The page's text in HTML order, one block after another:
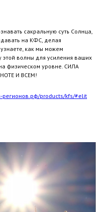
сакральную суть Солнца,
на КФС, делая
как мы можем
волны для усиления ваших
физическом уровне. СИЛА
И ВСЕМ!
регионов.рф/products/kfs/#elit